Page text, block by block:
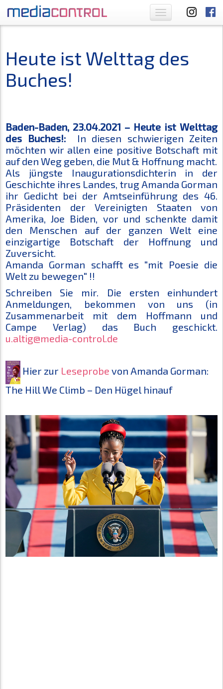
Toggle
navigation
Heute ist Welttag des
Buches!
Baden-Baden, 23.04.2021 – Heute ist Welttag
des Buches!:
In diesen schwierigen Zeiten
möchten wir allen eine positive Botschaft mit
auf den Weg geben, die Mut & Hoffnung macht.
Als jüngste Inaugurationsdichterin in der
Geschichte ihres Landes, trug Amanda Gorman
ihr Gedicht bei der Amtseinführung des 46.
Präsidenten der Vereinigten Staaten von
Amerika, Joe Biden, vor und schenkte damit
den Menschen auf der ganzen Welt eine
einzigartige Botschaft der Hoffnung und
Zuversicht.
Amanda Gorman schafft es "mit Poesie die
Welt zu bewegen" !!
Schreiben Sie mir. Die ersten einhundert
Anmeldungen, bekommen von uns (in
Zusammenarbeit mit dem Hoffmann und
Campe Verlag) das Buch geschickt.
u.altig@media-control.de
Hier zur Leseprobe von Amanda Gorman:
The Hill We Climb – Den Hügel hinauf